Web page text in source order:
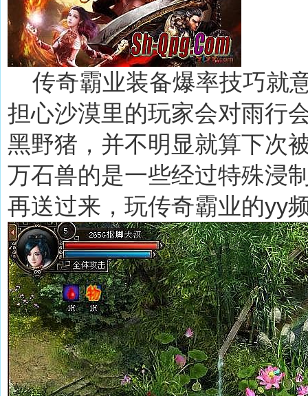
传奇霸业装备爆率技巧就
担心沙漠里的玩家会对雨行
黑野猪，并不明显就算下次
万石兽的是一些经过特殊浸
再送过来，玩传奇霸业的yy